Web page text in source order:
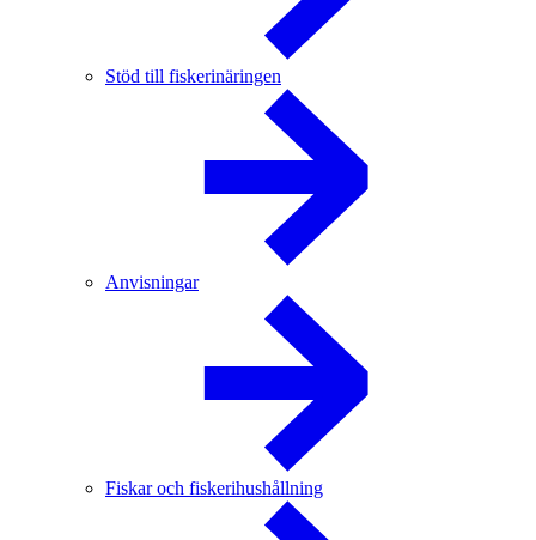
Stöd till fiskerinäringen
Anvisningar
Fiskar och fiskerihushållning